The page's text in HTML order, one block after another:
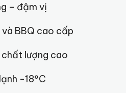
– đậm vị
BBQ cao cấp
chất lượng cao
-18°C